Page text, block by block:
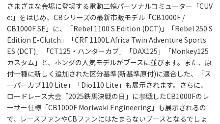
さまざまな会場に登場する電動二輪パーソナルコミューター「CUV
e:」をはじめ、CBシリーズの最新市販モデル「CB1000F /
CB1000F SE」に、「Rebel 1100 S Edition (DCT)」「Rebel 250 S
Edition E-Clutch」「CRF 1100L Africa Twin Adventure Sports
ES (DCT)」「CT125・ハンターカブ」「DAX125」「Monkey125
カスタム」と、ホンダの人気モデルがブースに並びます。また、原
付一種に新しく追加された区分基準(新基準原付)に適合した、「ス
ーパーカブ110 Lite」「Dio110 Lite」も展示されます。さらに、
ロードレース大会「2025鉄馬決戦の日」に参戦したCB1000Fのレ
ーサー仕様「CB1000F Moriwaki Engineering」も展示されるの
で、レースファンやCBファンにはたまらないブースとなるでしょ